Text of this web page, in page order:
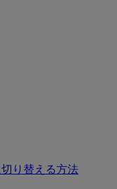
り替える方法